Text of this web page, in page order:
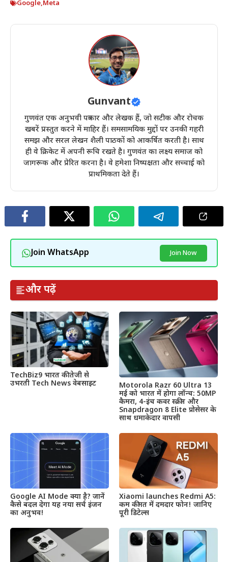
Google,Meta
Gunvant
गुणवंत एक अनुभवी पत्रकार और लेखक हैं, जो सटीक और रोचक
खबरें प्रस्तुत करने में माहिर हैं। समसामयिक मुद्दों पर उनकी गहरी
समझ और सरल लेखन शैली पाठकों को आकर्षित करती है। साथ
ही वे क्रिकेट में अपनी रूचि रखते है। गुणवंत का लक्ष्य समाज को
जागरूक और प्रेरित करना है। वे हमेशा निष्पक्षता और सच्चाई को
प्राथमिकता देते हैं।
Join WhatsApp Join Now
और पढ़ें
TechBiz9 भारत की तेजी से
उभरती Tech News वेबसाइट
Motorola Razr 60 Ultra 13
मई को भारत में होगा लॉन्च: 50MP
कैमरा, 4-इंच कवर स्क्रीन और
Snapdragon 8 Elite प्रोसेसर के
साथ धमाकेदार वापसी
Google AI Mode क्या है? जानें
कैसे बदल देगा यह नया सर्च इंजन
का अनुभव!
Xiaomi launches Redmi A5:
कम कीमत में दमदार फोन! जानिए
पूरी डिटेल्स